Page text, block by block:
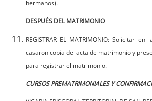
hermanos).
DESPUÉS DEL MATRIMONIO
REGISTRAR EL MATRIMONIO: Solicitar
casaron copia del acta de matrimonio y
para registrar el matrimonio.
CURSOS PREMATRIMONIALES Y